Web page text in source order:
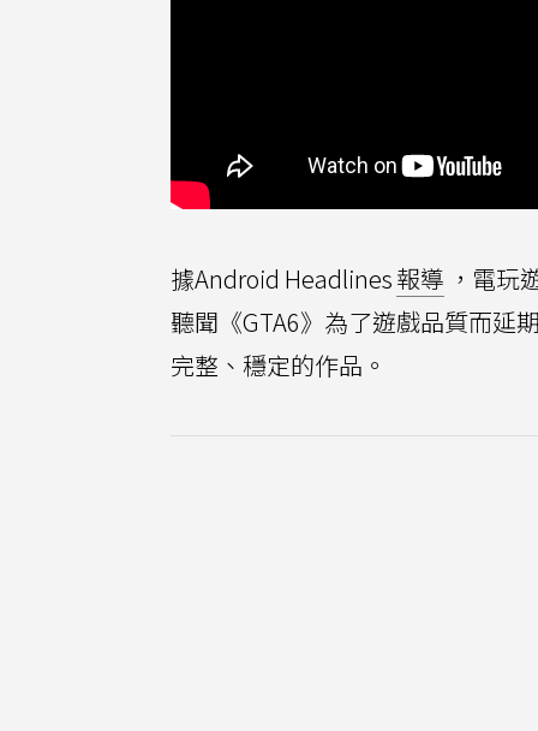
據Android Headlines報導 ，電玩
聽聞《GTA6》為了遊戲品質而延
完整、穩定的作品。